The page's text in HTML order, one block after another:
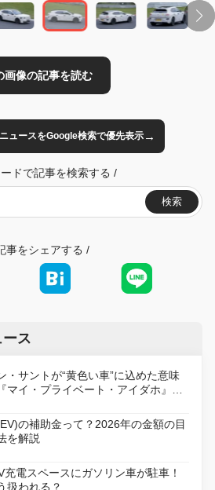
ュースをGoogle検索で優先表示→
ドで記事を検索する /
検索
事をシェアする /
ス
・サントが“黄色い車”に込めた意味
マイ・プライベート・アイダホ』が
リマスター版で復活
の補助金って？2026年の金額の目
を解説
充電スペースにガソリン車が駐車！
扱われる？